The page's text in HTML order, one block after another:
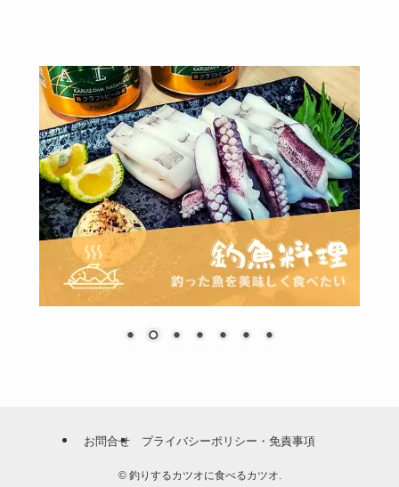
お問合せ プライバシーポリシー・免責事項
©釣りするカツオに食べるカツオ.